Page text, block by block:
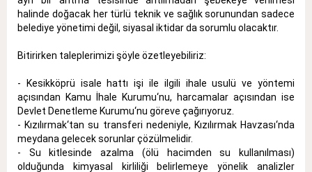
halinde doğacak her türlü teknik ve sağlık sorunundan sadece
belediye yönetimi değil, siyasal iktidar da sorumlu olacaktır.
Bitirirken taleplerimizi şöyle özetleyebiliriz:
- Kesikköprü isale hattı işi ile ilgili ihale usulü ve yöntemi
açısından Kamu İhale Kurumu‘nu, harcamalar açısından ise
Devlet Denetleme Kurumu‘nu göreve çağırıyoruz.
- Kızılırmak‘tan su transferi nedeniyle, Kızılırmak Havzası‘nda
meydana gelecek sorunlar çözülmelidir.
- Su kitlesinde azalma (ölü hacimden su kullanılması)
olduğunda kimyasal kirliliği belirlemeye yönelik analizler